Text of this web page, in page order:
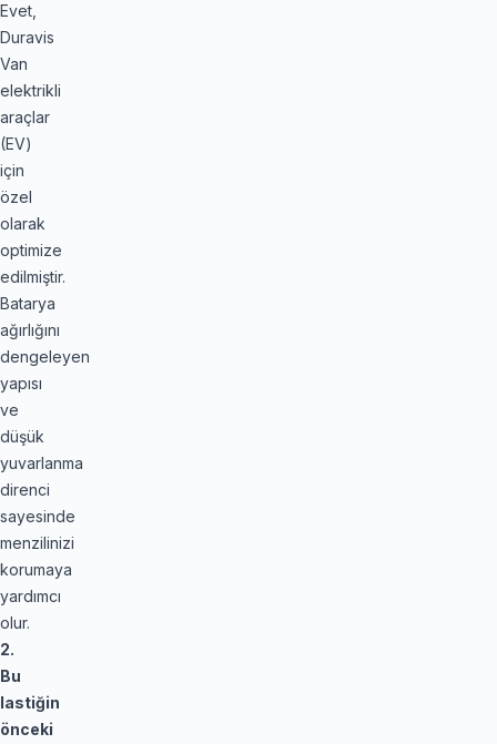
Evet,
Duravis
Van
elektrikli
araçlar
(EV)
için
özel
olarak
optimize
edilmiştir.
Batarya
ağırlığını
dengeleyen
yapısı
ve
düşük
yuvarlanma
direnci
sayesinde
menzilinizi
korumaya
yardımcı
olur.
2.
Bu
lastiğin
önceki